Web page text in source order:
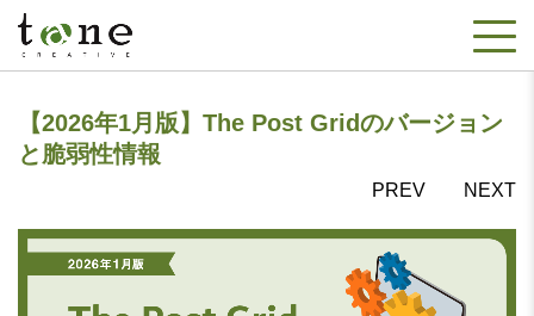
【2026年1月版】The Post Gridのバージョン
と脆弱性情報
PREV NEXT